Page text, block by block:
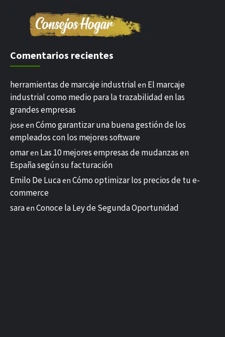
Comentarios recientes
herramientas de marcaje industrial en El marcaje
industrial como medio para la trazabilidad en las
grandes empresas
jose en Cómo garantizar una buena gestión de los
empleados con los mejores software
omaren Las 10 mejores empresas de mudanzas en
España según su facturación
Emilo De Lucaen Cómo optimizar los precios de tu e-
commerce
saraen Conoce la Ley de Segunda Oportunidad